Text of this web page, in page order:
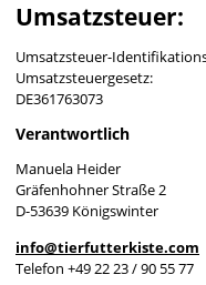
Umsatzsteuer:
Umsatzsteuer-
Umsatzsteuergesetz:
DE361763073
Verantwortlich
Manuela Heider
Gräfenhohner Straße 2
D-53639 Königswinter
info@tierfutterkiste.com
Telefon +49 22 23 / 90 55 77